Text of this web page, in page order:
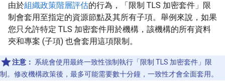
由於組織政策階層評估的行為，「限制 TLS 加密套件」限
制會套用至指定的資源節點及其所有子項。舉例來說，如果
您只允許特定 TLS 加密套件用於機構，該機構的所有資料
夾和專案 (子項) 也會套用這項限制。
注意： 系統會使用最終一致性強制執行「限制 TLS 加密套件」限
制。修改機構政策後，最多可能需要數十分鐘，一致性才會全面套用。